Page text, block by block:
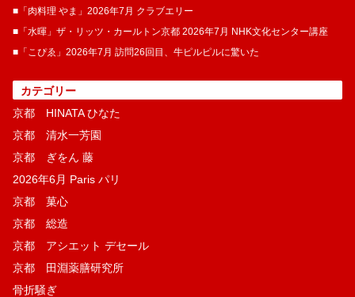
■「肉料理 やま」2026年7月 クラブエリー
■「水暉」ザ・リッツ・カールトン京都 2026年7月 NHK文化センター講座
■「こぴゑ」2026年7月 訪問26回目、牛ピルピルに驚いた
カテゴリー
京都 HINATA ひなた
京都 清水一芳園
京都 ぎをん 藤
2026年6月 Paris パリ
京都 菓​心
京都 総造
京都 アシエット デセール
京都 田淵薬膳研究所
骨折騒ぎ